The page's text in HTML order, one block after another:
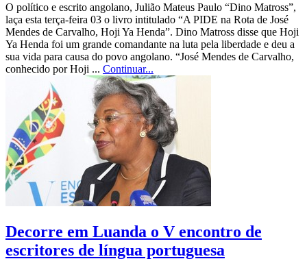
O político e escrito angolano, Julião Mateus Paulo “Dino Matross”,
laça esta terça-feira 03 o livro intitulado “A PIDE na Rota de José
Mendes de Carvalho, Hoji Ya Henda”. Dino Matross disse que Hoji
Ya Henda foi um grande comandante na luta pela liberdade e deu a
sua vida para causa do povo angolano. “José Mendes de Carvalho,
conhecido por Hoji ... Continuar...
Decorre em Luanda o V encontro de
escritores de língua portuguesa